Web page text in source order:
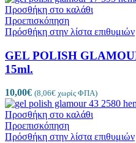
Προσθήκη στο καλάθι
Προεπισκόπηση
Πρόσθήκη στην λίστα επιθυμιών
GEL POLISH
15ml.
10,00€ (8,06€ χωρίς ΦΠΑ)
Προσθήκη στο καλάθι
Προεπισκόπηση
Πρόσθήκη στην λίστα επιθυμιών